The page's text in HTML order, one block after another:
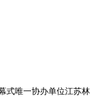
式唯一协办单位江苏